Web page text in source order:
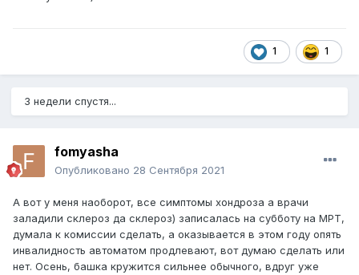
1 1
3 недели спустя...
fomyasha
Опубликовано 28 Сентября 2021
А вот у меня наоборот, все симптомы хондроза а врачи
заладили склероз да склероз) записалась на субботу на МРТ,
думала к комиссии сделать, а оказывается в этом году опять
инвалидность автоматом продлевают, вот думаю сделать или
нет. Осень, башка кружится сильнее обычного, вдруг уже